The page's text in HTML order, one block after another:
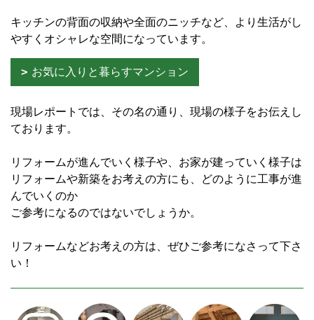
キッチンの背面の収納や全面のニッチなど、より生活がし
やすくオシャレな空間になっています。
お気に入りと暮らすマンション
現場レポートでは、その名の通り、現場の様子をお伝えし
ております。
リフォームが進んでいく様子や、お家が建っていく様子は
リフォームや新築をお考えの方にも、どのように工事が進
んでいくのか
ご参考になるのではないでしょうか。
リフォームなどお考えの方は、ぜひご参考になさって下さ
い！